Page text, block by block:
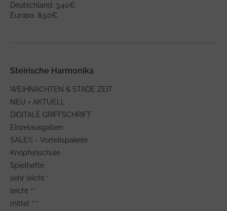
Deutschland: 3,40€
Europa: 8,50€
Steirische Harmonika
WEIHNACHTEN & STADE ZEIT
NEU + AKTUELL
DIGITALE GRIFFSCHRIFT
Einzelausgaben
SALE% - Vorteilspakete
Knöpferlschule
Spielhefte
sehr leicht *
leicht **
mittel ***